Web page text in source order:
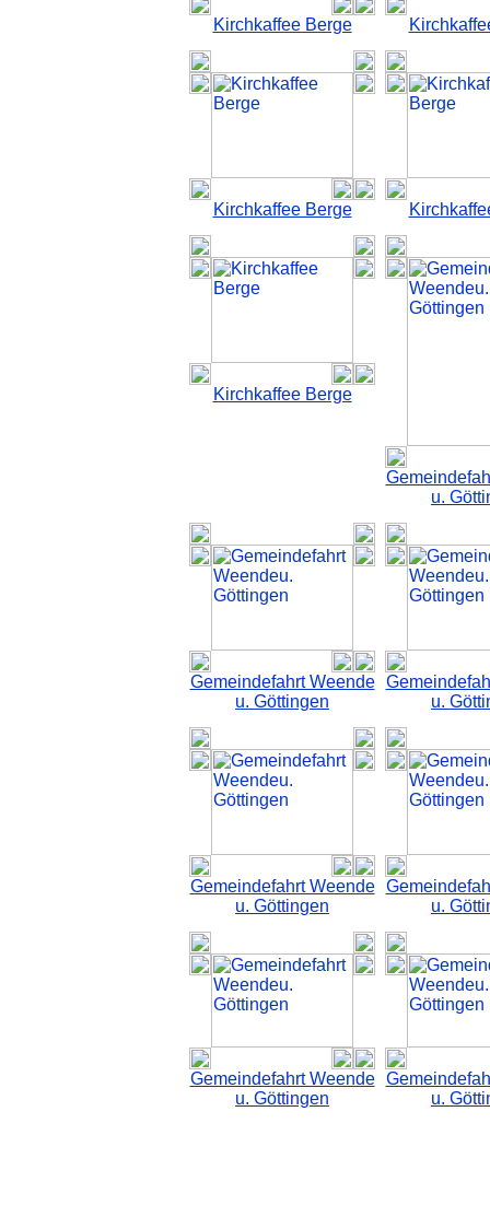
Kirchkaffee Berge
Kirchkaffee Berge
Kirchkaffee Berge
u.
Gemeindefahrt Weende
u. Göttingen
u.
Gemeindefahrt Weende
u. Göttingen
u.
Gemeindefahrt Weende
u. Göttingen
u.